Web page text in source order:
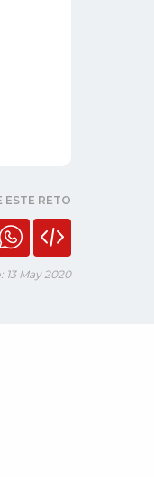
ESTE RETO
13 May 2020